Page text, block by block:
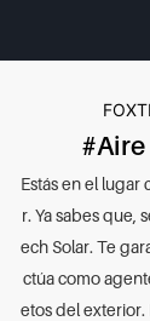
Estás en el
r. Ya sabes que,
ech Solar. Te
ctúa como
etos del